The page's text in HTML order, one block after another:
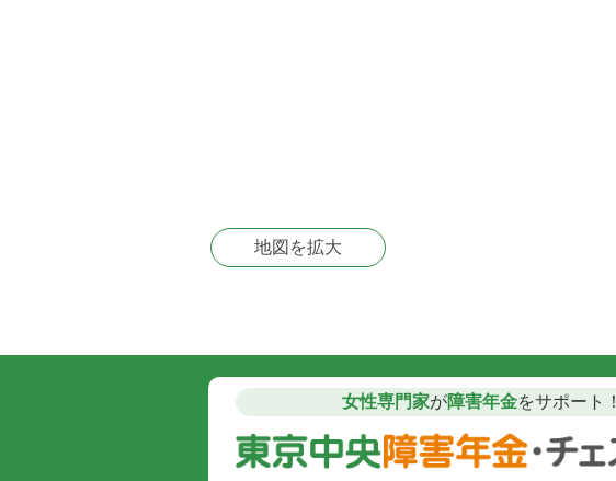
地図を拡大
女性専門家が障害年金をサポート！